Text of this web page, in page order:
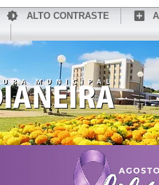
ALTO CONTRASTE
CONHEÇA MEDIANEIRA